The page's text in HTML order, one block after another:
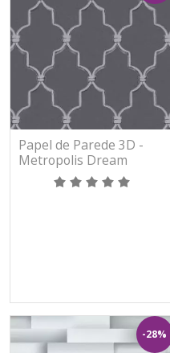
Papel de Parede 3D -
Metropolis Dream
Again - 365023 - TNT -
Vinilíco
-28%